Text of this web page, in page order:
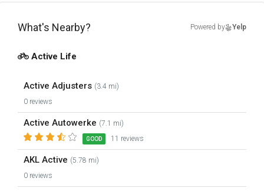
What's Nearby? Powered by Yelp
Active Life
Active Adjusters (3.4 mi)
0 reviews
Active Autowerke (7.1 mi)
GOOD 11 reviews
AKL Active (5.78 mi)
0 reviews